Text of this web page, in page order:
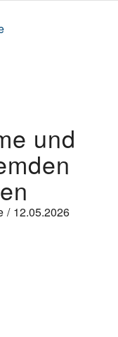
und
/ 12.05.2026